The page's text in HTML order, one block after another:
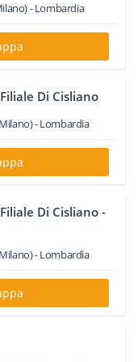
-Lombardia
Di Cisliano
-Lombardia
Di Cisliano -
-Lombardia